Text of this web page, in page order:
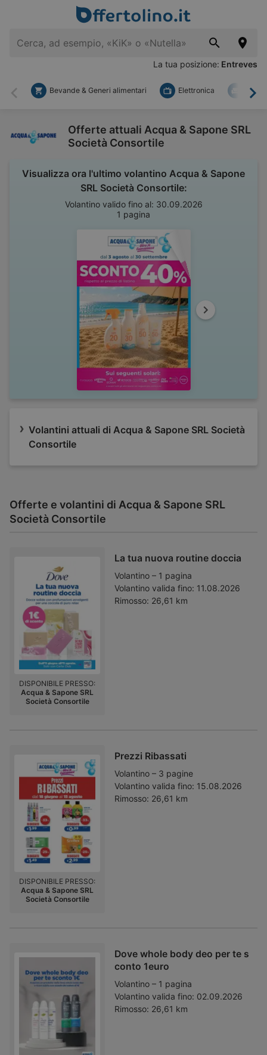
La tua posizione: Entreves
Indietro
Bevande & Generi alimentari Elettronica Fai
Offerte attuali Acqua & Sapone SRL
Società Consortile
Visualizza ora l'ultimo volantino Acqua & Sapone
SRL Società Consortile:
Volantino valido fino al: 30.09.2026
1 pagina
Al volantino
Volantini attuali di Acqua & Sapone SRL Società
Consortile
Offerte e volantini di Acqua & Sapone SRL
Società Consortile
La tua nuova routine doccia
Volantino – 1 pagina
Volantino valida fino: 11.08.2026
Rimosso: 26,61 km
DISPONIBILE PRESSO:
Acqua & Sapone SRL
Società Consortile
Prezzi Ribassati
Volantino – 3 pagine
Volantino valida fino: 15.08.2026
Rimosso: 26,61 km
DISPONIBILE PRESSO:
Acqua & Sapone SRL
Società Consortile
Dove whole body deo per te s
conto 1euro
Volantino – 1 pagina
Volantino valida fino: 02.09.2026
Rimosso: 26,61 km